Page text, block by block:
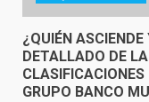
¿QUIÉN
DETALLADO DE
CLASIFICACIONES
GRUPO BANCO